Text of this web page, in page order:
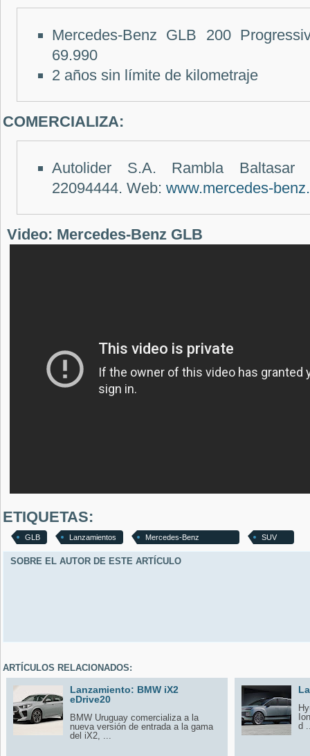
Mercedes-Benz GLB 200
69.990
2 años sin límite de kilometraje
COMERCIALIZA:
Autolider S.A. Rambla Baltasar
22094444. Web: www.mercedes-
Video: Mercedes-Benz GLB
ETIQUETAS:
GLB Lanzamientos Mercedes-Benz SUV
SOBRE EL AUTOR DE ESTE ARTÍCULO
ARTÍCULOS RELACIONADOS:
Lanzamiento: BMW iX2
eDrive20
BMW Uruguay comercializa a la
nueva versión de entrada a la gama
del iX2, ...
d